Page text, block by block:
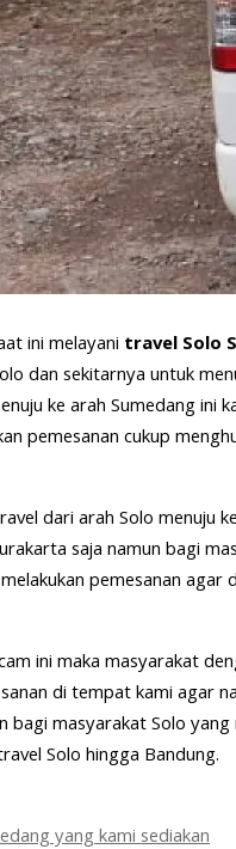
ini melayani travel Solo
dan sekitarnya untuk
ke arah Sumedang ini
pemesanan cukup
dari arah Solo menuju
saja namun bagi
pemesanan
ini maka masyarakat
di tempat kami agar
bagi masyarakat Solo
Solo hingga Bandung.
yang kami sediakan